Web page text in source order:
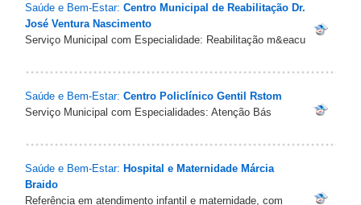
Saúde e Bem-Estar: Centro Municipal de Reabilitação Dr.
José Ventura Nascimento
Serviço Municipal com Especialidade: Reabilitação m&eacu
Saúde e Bem-Estar: Centro Policlínico Gentil Rstom
Serviço Municipal com Especialidades: Atenção Bás
Saúde e Bem-Estar: Hospital e Maternidade Márcia
Braido
Referência em atendimento infantil e maternidade, com